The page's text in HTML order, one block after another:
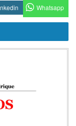
Whatsapp